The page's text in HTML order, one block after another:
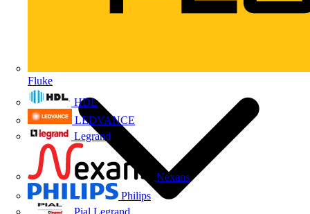
Fluke
HDL
LEDVANCE
Legrand
Nexans
Philips